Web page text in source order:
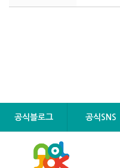
공식블로그 공식SNS